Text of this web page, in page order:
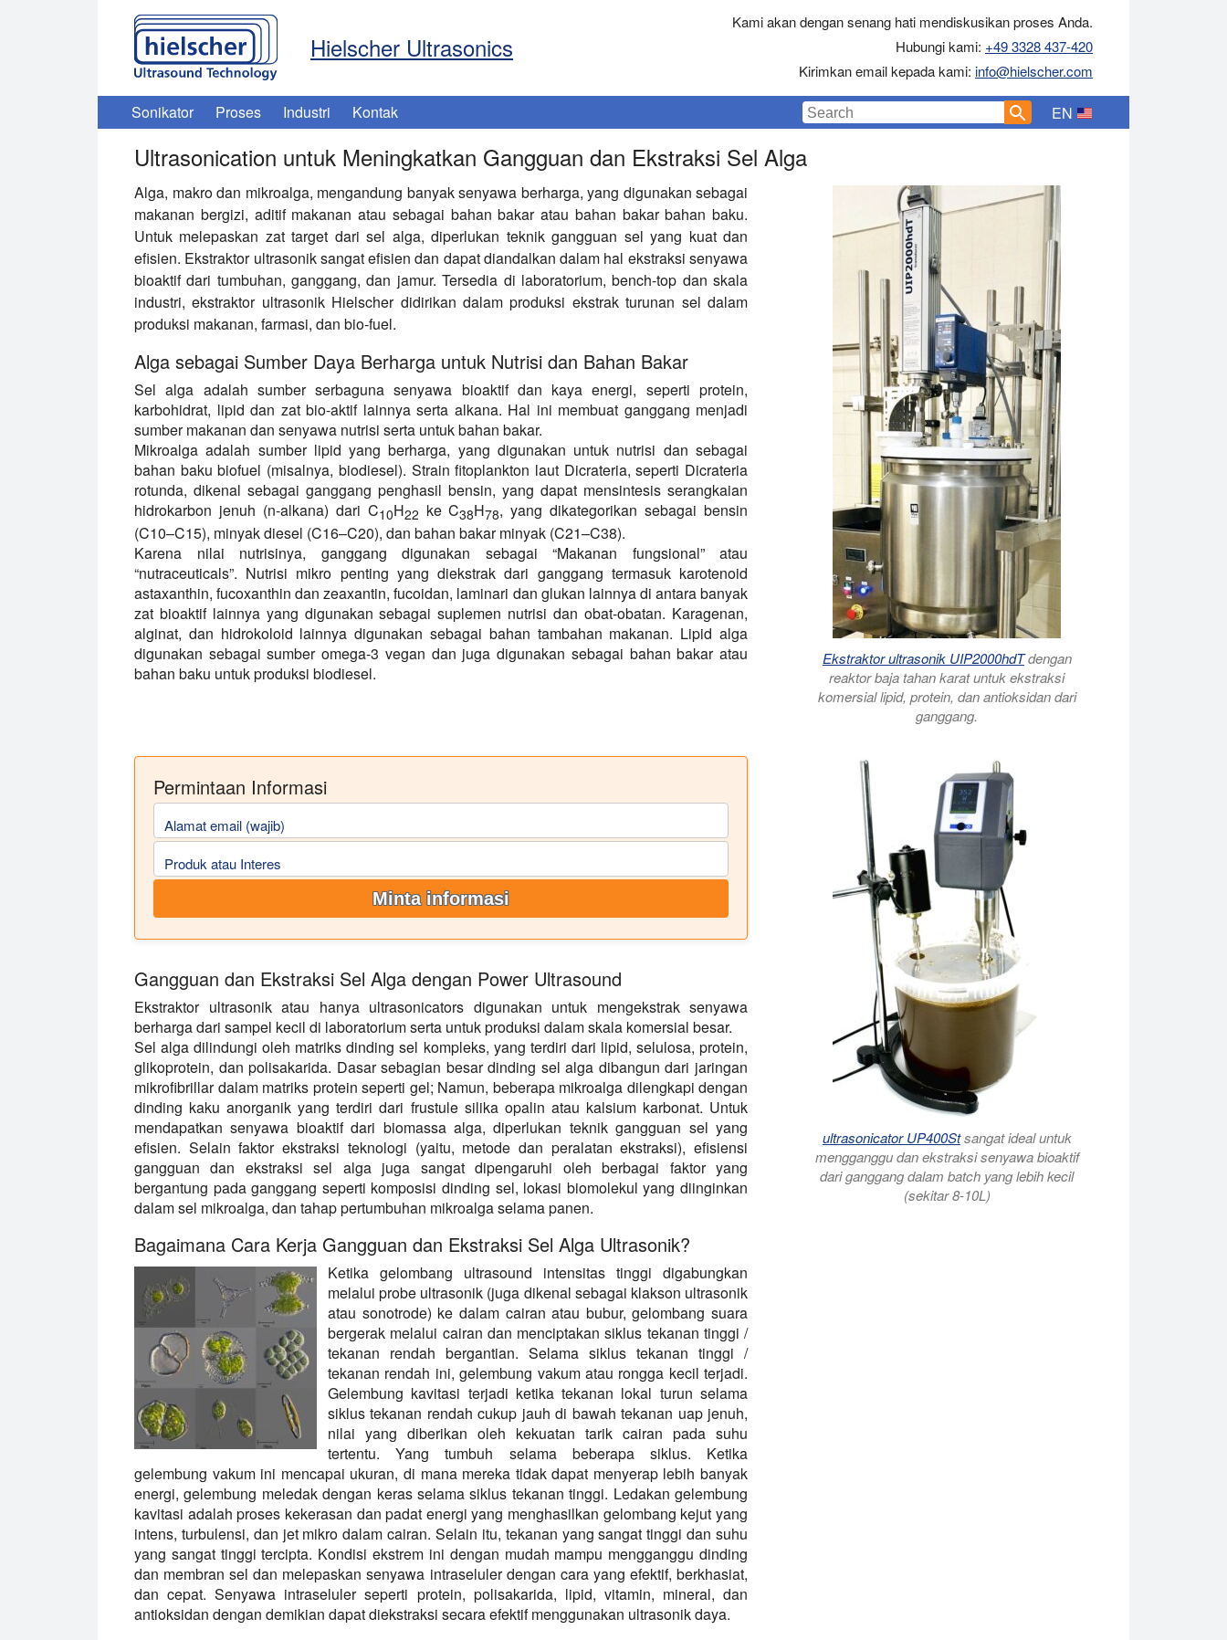
Hielscher Ultrasonics
Kami akan dengan senang hati mendiskusikan proses Anda.
Hubungi kami: +49 3328 437-420
Kirimkan email kepada kami: info@hielscher.com
Sonikator Proses Industri Kontak EN
Ultrasonication untuk Meningkatkan Gangguan dan Ekstraksi Sel Alga
Alga, makro dan mikroalga, mengandung banyak senyawa berharga, yang digunakan sebagai
makanan bergizi, aditif makanan atau sebagai bahan bakar atau bahan bakar bahan baku.
Untuk melepaskan zat target dari sel alga, diperlukan teknik gangguan sel yang kuat dan
efisien. Ekstraktor ultrasonik sangat efisien dan dapat diandalkan dalam hal ekstraksi senyawa
bioaktif dari tumbuhan, ganggang, dan jamur. Tersedia di laboratorium, bench-top dan skala
industri, ekstraktor ultrasonik Hielscher didirikan dalam produksi ekstrak turunan sel dalam
produksi makanan, farmasi, dan bio-fuel.
Alga sebagai Sumber Daya Berharga untuk Nutrisi dan Bahan Bakar
Sel alga adalah sumber serbaguna senyawa bioaktif dan kaya energi, seperti protein,
karbohidrat, lipid dan zat bio-aktif lainnya serta alkana. Hal ini membuat ganggang menjadi
sumber makanan dan senyawa nutrisi serta untuk bahan bakar.
Mikroalga adalah sumber lipid yang berharga, yang digunakan untuk nutrisi dan sebagai
bahan baku biofuel (misalnya, biodiesel). Strain fitoplankton laut Dicrateria, seperti Dicrateria
rotunda, dikenal sebagai ganggang penghasil bensin, yang dapat mensintesis serangkaian
hidrokarbon jenuh (n-alkana) dari C10H22 ke C38H78, yang dikategorikan sebagai bensin
(C10–C15), minyak diesel (C16–C20), dan bahan bakar minyak (C21–C38).
Karena nilai nutrisinya, ganggang digunakan sebagai “Makanan fungsional” atau
“nutraceuticals”. Nutrisi mikro penting yang diekstrak dari ganggang termasuk karotenoid
astaxanthin, fucoxanthin dan zeaxantin, fucoidan, laminari dan glukan lainnya di antara banyak
zat bioaktif lainnya yang digunakan sebagai suplemen nutrisi dan obat-obatan. Karagenan,
alginat, dan hidrokoloid lainnya digunakan sebagai bahan tambahan makanan. Lipid alga
digunakan sebagai sumber omega-3 vegan dan juga digunakan sebagai bahan bakar atau
bahan baku untuk produksi biodiesel.
Ekstraktor ultrasonik UIP2000hdTdengan
reaktor baja tahan karat untuk ekstraksi
komersial lipid, protein, dan antioksidan dari
ganggang.
Permintaan Informasi
Alamat email (wajib)
Produk atau Interes
Minta informasi
Gangguan dan Ekstraksi Sel Alga dengan Power Ultrasound
Ekstraktor ultrasonik atau hanya ultrasonicators digunakan untuk mengekstrak senyawa
berharga dari sampel kecil di laboratorium serta untuk produksi dalam skala komersial besar.
Sel alga dilindungi oleh matriks dinding sel kompleks, yang terdiri dari lipid, selulosa, protein,
glikoprotein, dan polisakarida. Dasar sebagian besar dinding sel alga dibangun dari jaringan
mikrofibrillar dalam matriks protein seperti gel; Namun, beberapa mikroalga dilengkapi dengan
dinding kaku anorganik yang terdiri dari frustule silika opalin atau kalsium karbonat. Untuk
mendapatkan senyawa bioaktif dari biomassa alga, diperlukan teknik gangguan sel yang
efisien. Selain faktor ekstraksi teknologi (yaitu, metode dan peralatan ekstraksi), efisiensi
gangguan dan ekstraksi sel alga juga sangat dipengaruhi oleh berbagai faktor yang
bergantung pada ganggang seperti komposisi dinding sel, lokasi biomolekul yang diinginkan
dalam sel mikroalga, dan tahap pertumbuhan mikroalga selama panen.
Bagaimana Cara Kerja Gangguan dan Ekstraksi Sel Alga Ultrasonik?
Ketika gelombang ultrasound intensitas tinggi digabungkan
melalui probe ultrasonik (juga dikenal sebagai klakson ultrasonik
atau sonotrode) ke dalam cairan atau bubur, gelombang suara
bergerak melalui cairan dan menciptakan siklus tekanan tinggi /
tekanan rendah bergantian. Selama siklus tekanan tinggi /
tekanan rendah ini, gelembung vakum atau rongga kecil terjadi.
Gelembung kavitasi terjadi ketika tekanan lokal turun selama
siklus tekanan rendah cukup jauh di bawah tekanan uap jenuh,
nilai yang diberikan oleh kekuatan tarik cairan pada suhu
tertentu. Yang tumbuh selama beberapa siklus. Ketika
gelembung vakum ini mencapai ukuran, di mana mereka tidak dapat menyerap lebih banyak
energi, gelembung meledak dengan keras selama siklus tekanan tinggi. Ledakan gelembung
kavitasi adalah proses kekerasan dan padat energi yang menghasilkan gelombang kejut yang
intens, turbulensi, dan jet mikro dalam cairan. Selain itu, tekanan yang sangat tinggi dan suhu
yang sangat tinggi tercipta. Kondisi ekstrem ini dengan mudah mampu mengganggu dinding
dan membran sel dan melepaskan senyawa intraseluler dengan cara yang efektif, berkhasiat,
dan cepat. Senyawa intraseluler seperti protein, polisakarida, lipid, vitamin, mineral, dan
antioksidan dengan demikian dapat diekstraksi secara efektif menggunakan ultrasonik daya.
ultrasonicator UP400Stsangat ideal untuk
mengganggu dan ekstraksi senyawa bioaktif
dari ganggang dalam batch yang lebih kecil
(sekitar 8-10L)